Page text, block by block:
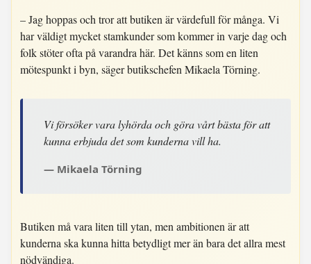
– Jag hoppas och tror att butiken är värdefull för många. Vi
har väldigt mycket stamkunder som kommer in varje dag och
folk stöter ofta på varandra här. Det känns som en liten
mötespunkt i byn, säger butikschefen Mikaela Törning.
Vi försöker vara lyhörda och göra vårt bästa för att
kunna erbjuda det som kunderna vill ha.
Mikaela Törning
Butiken må vara liten till ytan, men ambitionen är att
kunderna ska kunna hitta betydligt mer än bara det allra mest
nödvändiga.